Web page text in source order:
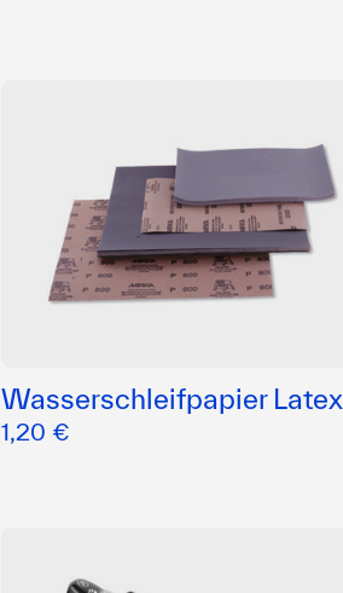
Wasserschleifpapier Latex
1,20 €